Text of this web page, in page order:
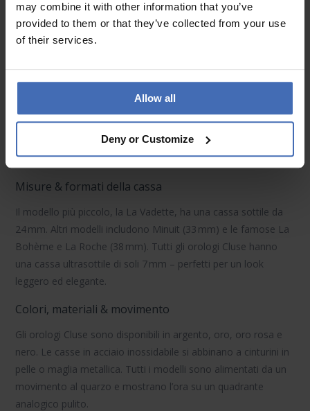
may combine it with other information that you’ve
provided to them or that they’ve collected from your use
of their services.
Allow all
Deny or Customize
Orologi Cluse – Eleganza senza tempo
con fascino parigino
essenziale e femminilità moderna. Ispirato allo stile parigino, il
brand unisce linee pulite e materiali di qualità, creando
accessori raffinati da indossare ogni giorno o in occasioni
speciali.
Misure & formati della cassa
Il modello più piccolo, la La Vadette, ha una cassa sottile da
24 mm. Altri modelli includono Minuit (33 mm) e le famose La
Bohème e La Roche (38 mm). Tutti gli orologi Cluse hanno
una cassa ultrasottile di soli 7 mm – perfetti per un look
leggero ed elegante.
Colori, materiali & movimento
Gli orologi Cluse sono disponibili in argento, oro, oro rosa e
nero. Le casse in acciaio inossidabile si abbinano a cinturini in
pelle o maglia metallica. Tutti i modelli sono alimentati da un
movimento al quarzo e mostrano l’ora su un quadrante
analogico pulito.